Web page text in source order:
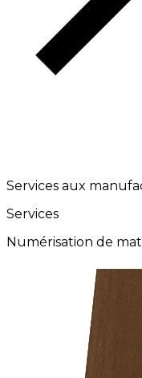
Services aux
Services
Numérisation de